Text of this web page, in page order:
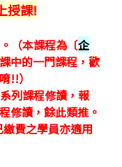
授課!
（本課程為〔企
中的一門課程，歡
!!）
列課程修讀，報
修讀，餘此類推。
費之學員亦適用